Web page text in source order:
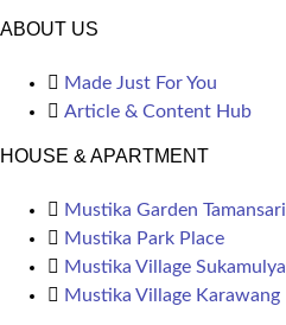
ABOUT US
Made Just For You
Article & Content Hub
HOUSE & APARTMENT
Mustika Garden Tamansari
Mustika Park Place
Mustika Village Sukamulya
Mustika Village Karawang